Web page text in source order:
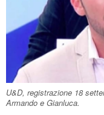
U&D, registrazione 18
Armando e Gianluca.